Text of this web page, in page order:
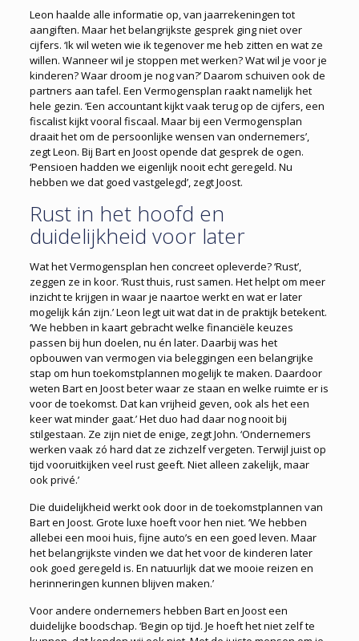
Leon haalde alle informatie op, van jaar­rekeningen tot
aangiften. Maar het belangrijkste gesprek ging niet over
cijfers. ‘Ik wil weten wie ik tegenover me heb zitten en wat ze
willen. Wanneer wil je stoppen met werken? Wat wil je voor je
kinderen? Waar droom je nog van?’ Daarom schuiven ook de
partners aan tafel. Een Vermogensplan raakt namelijk het
hele gezin. ‘Een accountant kijkt vaak terug op de cijfers, een
fiscalist kijkt vooral fiscaal. Maar bij een Vermogensplan
draait het om de persoonlijke wensen van ondernemers’,
zegt Leon. Bij Bart en Joost opende dat gesprek de ogen.
‘Pensioen hadden we eigenlijk nooit echt geregeld. Nu
hebben we dat goed vastgelegd’, zegt Joost.
Rust in het hoofd en
duidelijkheid voor later
Wat het Vermogensplan hen concreet opleverde? ‘Rust’,
zeggen ze in koor. ‘Rust thuis, rust samen. Het helpt om meer
inzicht te krijgen in waar je naartoe werkt en wat er later
mogelijk kán zijn.’ Leon legt uit wat dat in de praktijk betekent.
‘We hebben in kaart gebracht welke financiële keuzes
passen bij hun doelen, nu én later. Daarbij was het
opbouwen van vermogen via beleggingen een belangrijke
stap om hun toekomstplannen mogelijk te maken. Daardoor
weten Bart en Joost beter waar ze staan en welke ruimte er is
voor de toekomst. Dat kan vrijheid geven, ook als het een
keer wat minder gaat.’ Het duo had daar nog nooit bij
stilgestaan. Ze zijn niet de enige, zegt John. ‘Ondernemers
werken vaak zó hard dat ze zichzelf vergeten. Terwijl juist op
tijd vooruitkijken veel rust geeft. Niet alleen zakelijk, maar
ook privé.’
Die duidelijkheid werkt ook door in de toekomstplannen van
Bart en Joost. Grote luxe hoeft voor hen niet. ‘We hebben
allebei een mooi huis, fijne auto’s en een goed leven. Maar
het belangrijkste vinden we dat het voor de kinderen later
ook goed geregeld is. En natuurlijk dat we mooie reizen en
herinneringen kunnen blijven maken.’
Voor andere ondernemers hebben Bart en Joost een
duidelijke boodschap. ‘Begin op tijd. Je hoeft het niet zelf te